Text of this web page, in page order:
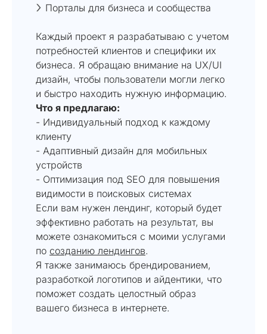
Порталы для бизнеса и сообщества
Каждый проект я разрабатываю с учетом
потребностей клиентов и специфики их
бизнеса. Я обращаю внимание на UX/UI
дизайн, чтобы пользователи могли легко
и быстро находить нужную информацию.
Что я предлагаю:
- Индивидуальный подход к каждому
клиенту
- Адаптивный дизайн для мобильных
устройств
- Оптимизация под SEO для повышения
видимости в поисковых системах
Если вам нужен лендинг, который будет
эффективно работать на результат, вы
можете ознакомиться с моими услугами
по созданию лендингов.
Я также занимаюсь брендированием,
разработкой логотипов и айдентики, что
поможет создать целостный образ
вашего бизнеса в интернете.